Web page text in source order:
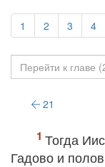
1 2 3 4
21
Тогда
Гадово и